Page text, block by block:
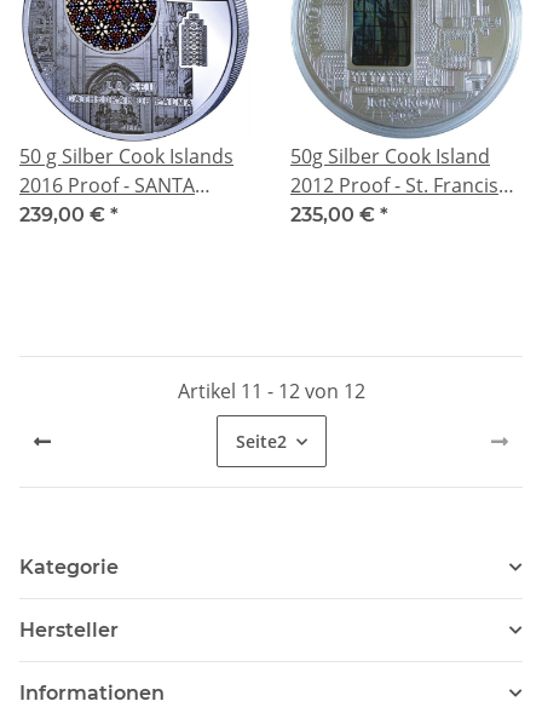
50 g Silber Cook Islands
2016 Proof - SANTA
MARIA Palma de Mallorca
239,00 € *
50g Silber Cook Island
2012 Proof - St. Francis
Windows of Heaven
235,00 € *
Artikel 11 - 12 von 12
Seite2
Kategorie
Hersteller
Informationen